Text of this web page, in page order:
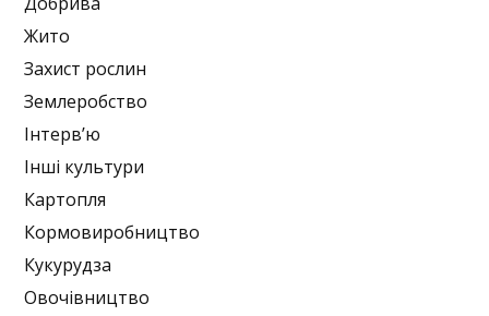
Жито
Захист рослин
Землеробство
Інтерв’ю
Інші культури
Картопля
Кормовиробництво
Кукурудза
Овочівництво